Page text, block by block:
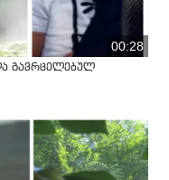
00:28
გავრცელებულ